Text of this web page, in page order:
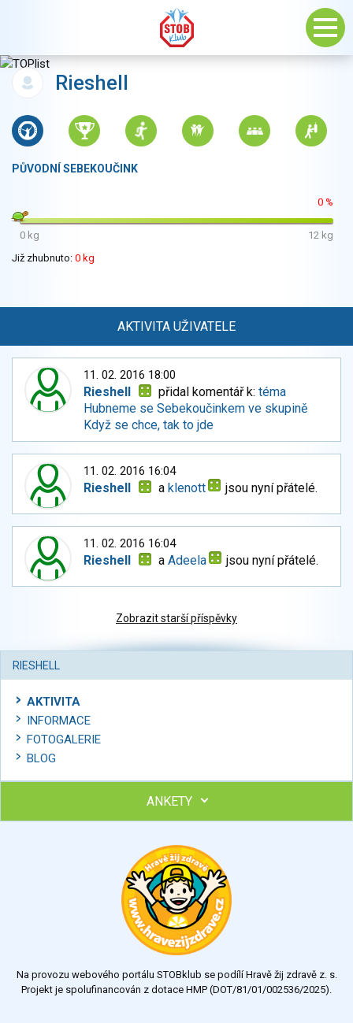
Rieshell
PŮVODNÍ SEBEKOUČINK
0 %
0 kg
12 kg
Již zhubnuto: 0 kg
AKTIVITA UŽIVATELE
11. 02. 2016 18:00
Rieshell přidal komentář k:téma
Hubneme se Sebekoučinkem ve skupině
Když se chce, tak to jde
11. 02. 2016 16:04
Rieshell a klenott jsou nyní přátelé.
11. 02. 2016 16:04
Rieshell aAdeela jsou nyní přátelé.
Zobrazit starší příspěvky
RIESHELL
AKTIVITA
INFORMACE
FOTOGALERIE
BLOG
ANKETY
Výsledky Všechny ankety
Na provozu webového portálu STOBklub se podílí Hravě žij zdravě z. s.
Projekt je spolufinancován z dotace HMP (DOT/81/01/002536/2025).